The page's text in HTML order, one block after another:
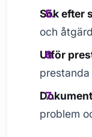
Sök efter
och
Utför
problem